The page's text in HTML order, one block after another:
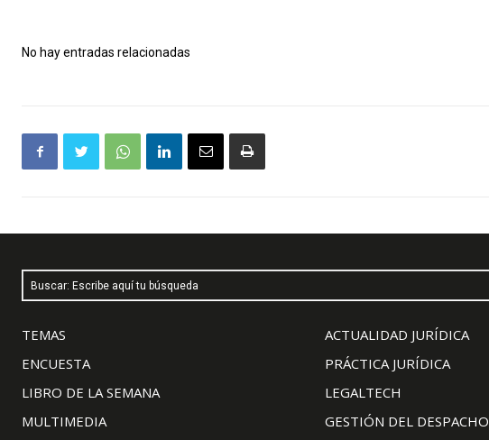
No hay entradas relacionadas
Buscar: Escribe aquí tu búsqueda
TEMAS
ENCUESTA
LIBRO DE LA SEMANA
MULTIMEDIA
ACTUALIDAD JURÍDICA
PRÁCTICA JURÍDICA
LEGALTECH
GESTIÓN DEL DESPACHO